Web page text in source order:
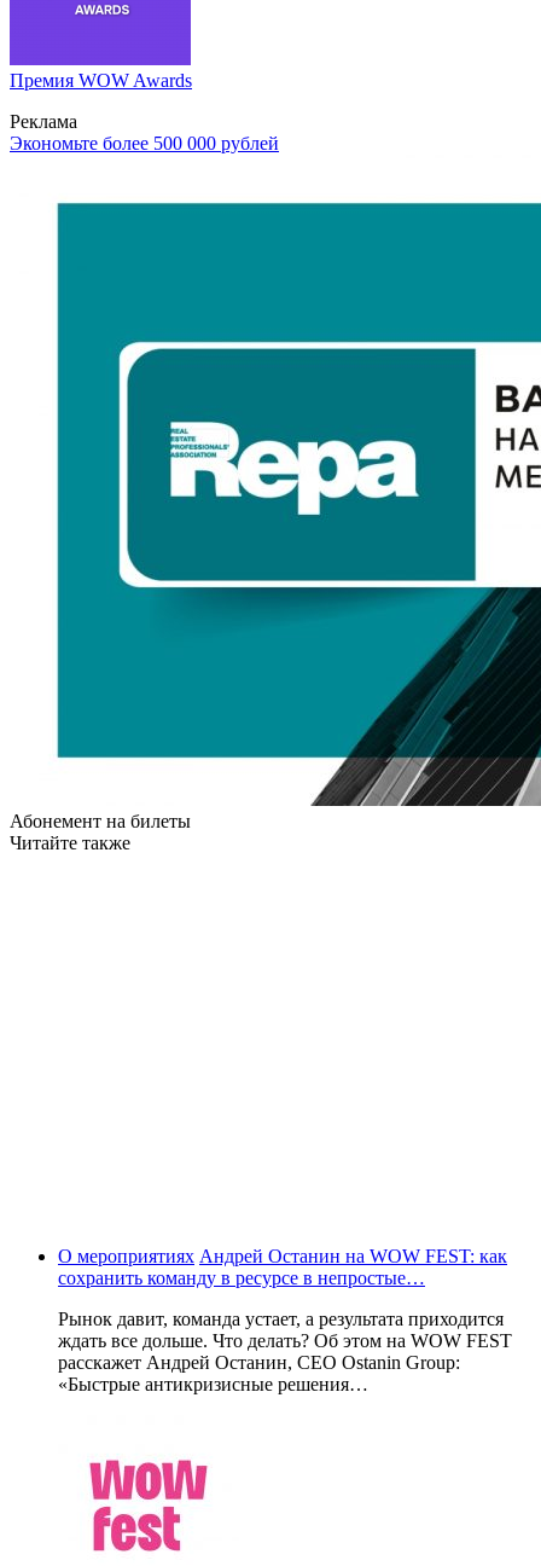
Премия WOW Awards
Реклама
Экономьте более 500 000 рублей
Абонемент на билеты
Читайте также
О мероприятиях Андрей Останин на WOW FEST: как
сохранить команду в ресурсе в непростые…
Рынок давит, команда устает, а результата приходится
ждать все дольше. Что делать? Об этом на WOW FEST
расскажет Андрей Останин, CEO Ostanin Group:
«Быстрые антикризисные решения…